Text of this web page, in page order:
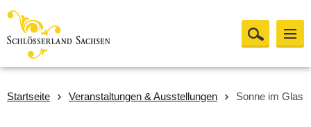
Startseite Veranstaltungen & Ausstellungen Sonne im Glas